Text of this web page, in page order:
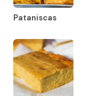
Pataniscas